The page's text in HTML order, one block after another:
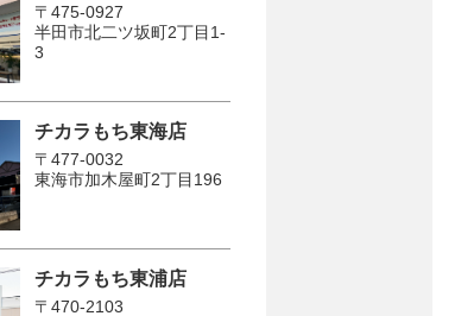
〒475-0927
半田市北二ツ坂町2丁目1-
3
チカラもち東海店
〒477-0032
東海市加木屋町2丁目196
チカラもち東浦店
〒470-2103